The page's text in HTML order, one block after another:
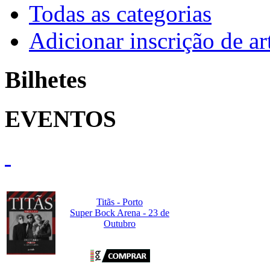
Todas as categorias
Adicionar inscrição de
Bilhetes
EVENTOS
Titãs - Porto
Super Bock Arena - 23 de
Outubro